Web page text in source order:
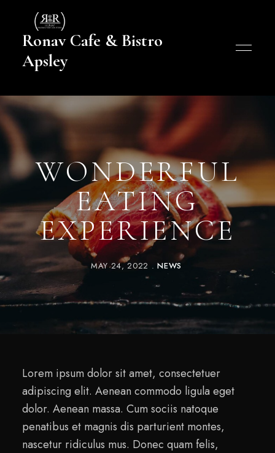
Ronav Cafe & Bistro
Apsley
WONDERFUL
EATING
EXPERIENCE
MAY 24, 2022 NEWS
Lorem ipsum dolor sit amet, consectetuer
adipiscing elit. Aenean commodo ligula eget
dolor. Aenean massa. Cum sociis natoque
penatibus et magnis dis parturient montes,
nascetur ridiculus mus. Donec quam felis,